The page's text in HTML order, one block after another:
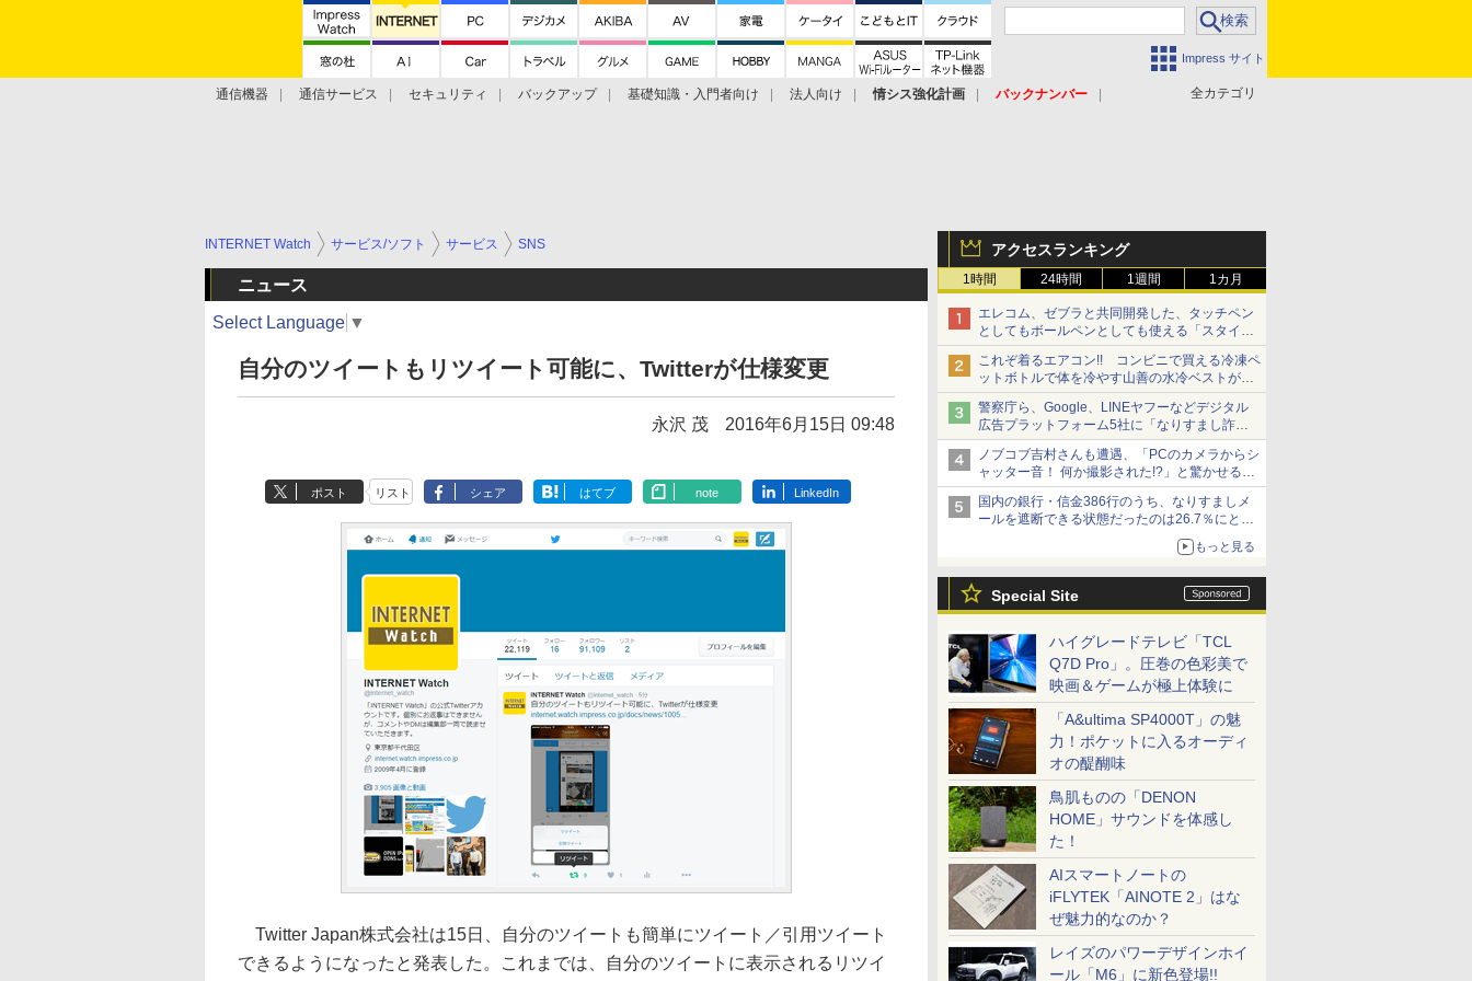
Impress サイト
全カテゴリ
通信機器 通信サービス セキュリティ バックアップ 基礎知識・入門者向け 法人向け 情シス強化計画
バックナンバー
アクセスランキング
1時間 24時間 1週間 1カ月
エレコム、ゼブラと共同開発した、タッチペン
としてもボールペンとしても使える「スタイラ
スツーウェイ」発売 iPadにも紙にも、持ち替
えずに書き込める
これぞ着るエアコン!! コンビニで買える冷凍ペ
ットボトルで体を冷やす山善の水冷ベストがロ
ードバイクにちょうどいい【ぼっち・ざ・ろー
ど！その14】【空いた時間でなにしてる？】
警察庁ら、Google、LINEヤフーなどデジタル
広告プラットフォーム5社に「なりすまし詐欺
広告」対策強化を要請 著名人の写真や映像を
使った投資詐欺などへの対策として
ノブコブ吉村さんも遭遇、「PCのカメラからシ
ャッター音！ 何か撮影された!?」と驚かせる手
口とは？【それってネット詐欺ですよ！】
国内の銀行・信金386行のうち、なりすましメ
ールを遮断できる状態だったのは26.7％にとど
まる～GMOブランドセキュリティ調査
もっと見る
Special Site
ハイグレードテレビ「TCL
Q7D Pro」。圧巻の色彩美で
映画＆ゲームが極上体験に
「A&ultima SP4000T」の魅
力！ポケットに入るオーディ
オの醍醐味
鳥肌ものの「DENON
HOME」サウンドを体感し
た！
AIスマートノートの
iFLYTEK「AINOTE 2」はな
ぜ魅力的なのか？
レイズのパワーデザインホイ
ール「M6」に新色登場!!
INTERNET Watch サービス/ソフト サービス SNS
ニュース
Select Language ▼
自分のツイートもリツイート可能に、Twitterが仕様変更
永沢 茂 2016年6月15日 09:48
ポスト リスト シェア はてブ note LinkedIn
Twitter Japan株式会社は15日、自分のツイートも簡単にツイート／引用ツイート
できるようになったと発表した。これまでは、自分のツイートに表示されるリツイ